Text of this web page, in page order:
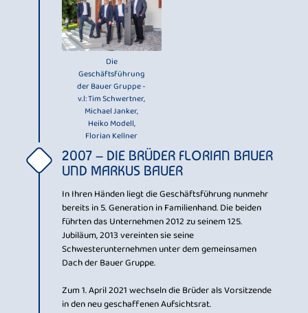
Die
Geschäftsführung
der Bauer Gruppe -
v.l: Tim Schwertner,
Michael Janker,
Heiko Modell,
Florian Kellner
2007 – DIE BRÜDER FLORIAN BAUER
UND MARKUS BAUER
In Ihren Händen liegt die Geschäftsführung nunmehr
bereits in 5. Generation in Familienhand. Die beiden
führten das Unternehmen 2012 zu seinem 125.
Jubiläum, 2013 vereinten sie seine
Schwesterunternehmen unter dem gemeinsamen
Dach der Bauer Gruppe.
Zum 1. April 2021 wechseln die Brüder als Vorsitzende
in den neu geschaffenen Aufsichtsrat.